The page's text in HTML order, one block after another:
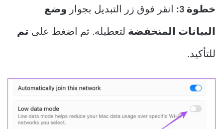
خطوة 3: انقر فوق زر التبديل بجوار وضع
البيانات المنخفضة لتعطيله. ثم اضغط على تم
للتأكيد.